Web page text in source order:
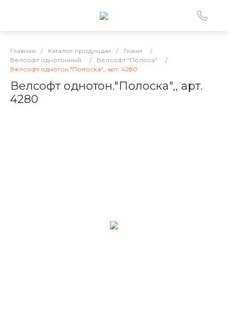
Главная / Каталог продукции / Ткани
/
Велсофт однотонный
/ Велсофт "Полоса"
/
Велсофт однотон."Полоска",, арт. 4280
Велсофт однотон."Полоска",, арт.
4280